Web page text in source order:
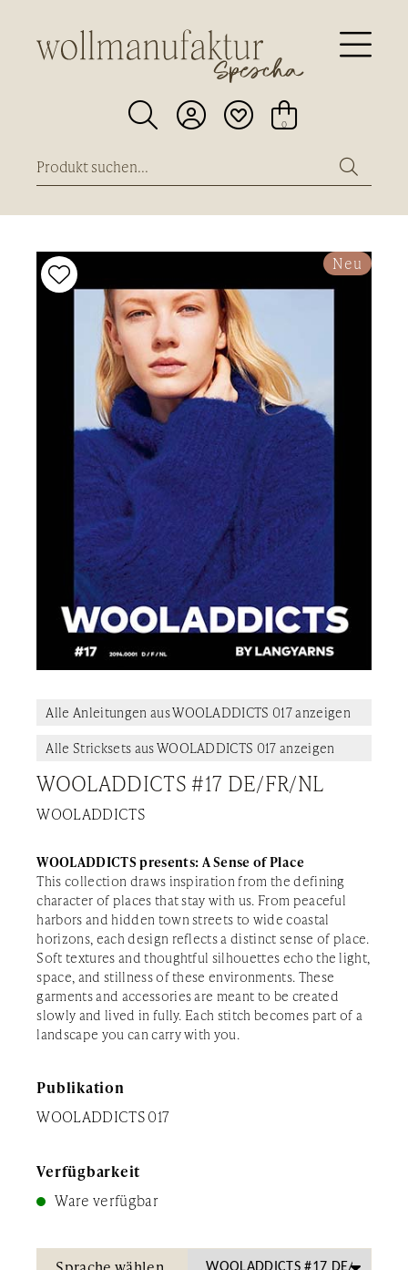
   0


Neu

Alle Anleitungen aus WOOLADDICTS 017 anzeigen
Alle Stricksets aus WOOLADDICTS 017 anzeigen
WOOLADDICTS #17 DE/FR/NL
WOOLADDICTS
WOOLADDICTS presents: A Sense of Place
This collection draws inspiration from the defining
character of places that stay with us. From peaceful
harbors and hidden town streets to wide coastal
horizons, each design reflects a distinct sense of place.
Soft textures and thoughtful silhouettes echo the light,
space, and stillness of these environments. These
garments and accessories are meant to be created
slowly and lived in fully. Each stitch becomes part of a
landscape you can carry with you.
Publikation
WOOLADDICTS 017
Verfügbarkeit
Ware verfügbar